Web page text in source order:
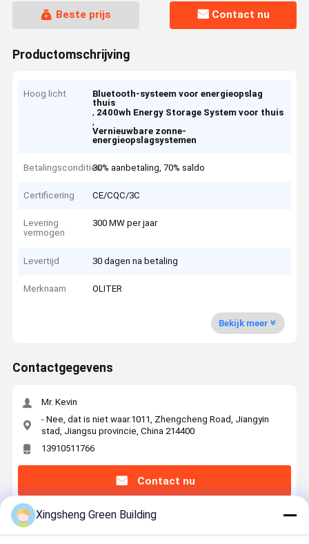
Beste prijs Contact nu
Productomschrijving
Hoog licht
Bluetooth-systeem voor energieopslag
thuis
, 2400wh Energy Storage System voor thuis
,
Vernieuwbare zonne-
energieopslagsystemen
Betalingscondities30% aanbetaling, 70% saldo
Certificering CE/CQC/3C
Levering
vermogen
300 MW per jaar
Levertijd 30 dagen na betaling
Merknaam OLITER
Bekijk meer
Contactgegevens
Mr. Kevin
- Nee, dat is niet waar.1011, Zhengcheng Road, Jiangyin
stad, Jiangsu provincie, China 214400
13910511766
Contact nu
Krijg De Beste Prijs Voor
Xingsheng Green Building